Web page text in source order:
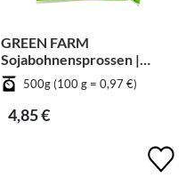
GREEN FARM
Sojabohnensprossen |
Deutschland | KlasseⅠ
500g (100 g = 0,97 €)
4,85 €